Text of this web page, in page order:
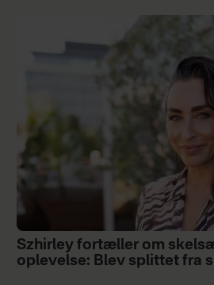
Szhirley fortæller om
oplevelse: Blev splittet fra